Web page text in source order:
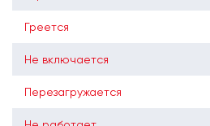
Греется
Не включается
Перезагружается